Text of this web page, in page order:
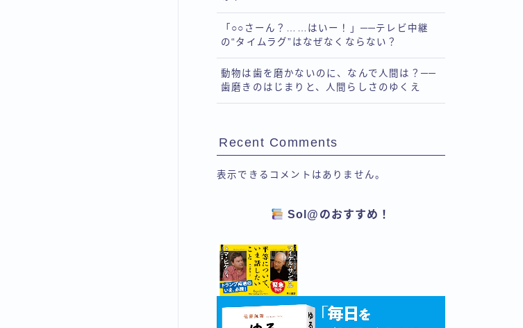
「○○さーん？……はいー！」──テレビ中継
の“タイムラグ”はなぜなくならない？
動物は歯を磨かないのに、なんで人間は？──
歯磨きのはじまりと、人間らしさのゆくえ
Recent Comments
表示できるコメントはありません。
Sol@のおすすめ！